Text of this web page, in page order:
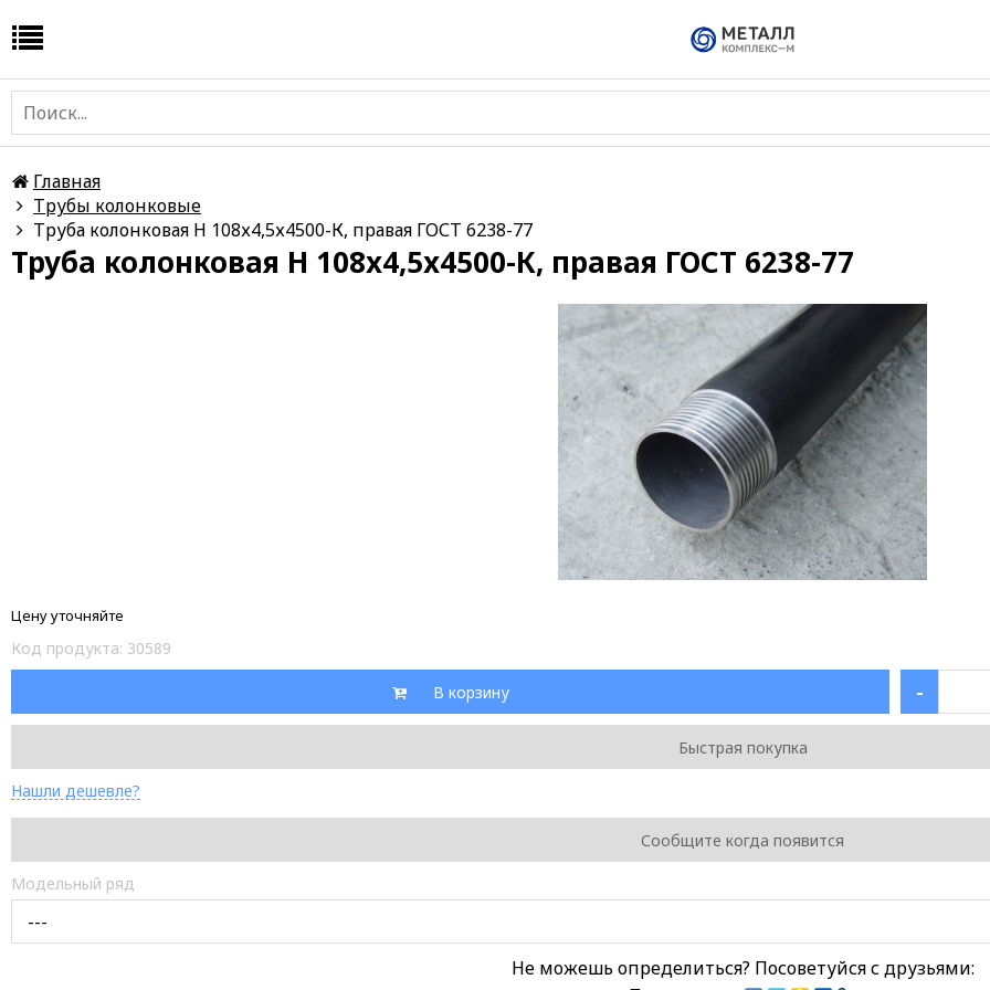
Главная
Трубы колонковые
Труба колонковая Н 108х4,5х4500-К, правая ГОСТ 6238-77
Труба колонковая Н 108х4,5х4500-К, правая ГОСТ 6238-77
Цену уточняйте
Код продукта: 30589
В корзину -
Быстрая покупка
Нашли дешевле?
Сообщите когда появится
Модельный ряд
Не можешь определиться? Посоветуйся с друзьями: